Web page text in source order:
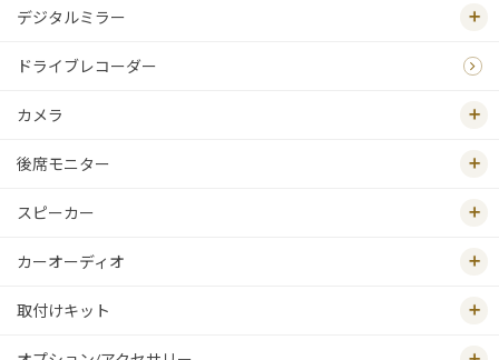
デジタルミラー
ドライブレコーダー
カメラ
後席モニター
スピーカー
カーオーディオ
取付けキット